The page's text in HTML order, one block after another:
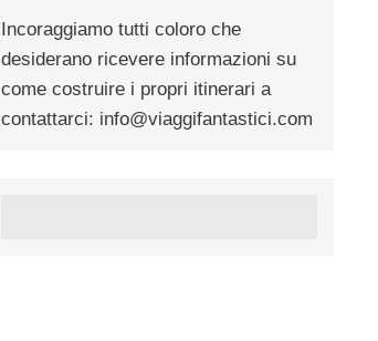
Incoraggiamo tutti coloro che
desiderano ricevere informazioni su
come costruire i propri itinerari a
contattarci: info@viaggifantastici.com